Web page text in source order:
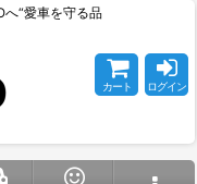
“愛車を守る品
”
カート ログイン